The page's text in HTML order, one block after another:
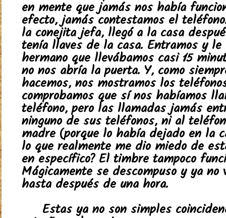
en mente que jamás nos había
efecto, jamás contestamos el
la conejita jefa, llegó a la casa
tenía llaves de la casa. Entramos y
hermano que llevábamos casi 15
no nos abría la puerta. Y, como
hacemos, nos mostramos los
comprobamos que sí nos habíamos
teléfono, pero las llamadas jamás
ninguno de sus teléfonos, ni al
madre (porque lo había dejado en la
lo que realmente me dio miedo de
en específico? El timbre tampoco
Mágicamente se descompuso y ya no
hasta después de una hora.
Estas ya no son simples